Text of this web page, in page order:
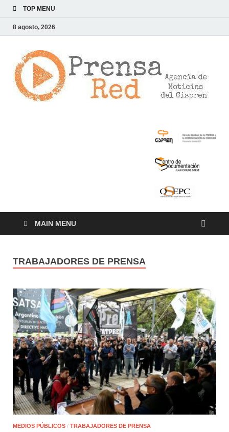
TOP MENU
8 agosto, 2026
MAIN MENU
TRABAJADORES DE PRENSA
MEDIOS PÚBLICOS / TRABAJADORES DE PRENSA